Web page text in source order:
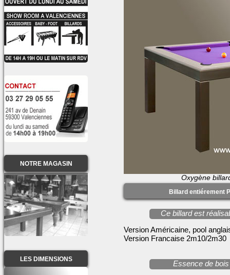
NOTRE MAGASIN
LES DIMENSIONS
Oxygène
Billard entiérement
Ce billard est
Version Américaine, pool
Version Francaise 2m10/2m30
Essence de